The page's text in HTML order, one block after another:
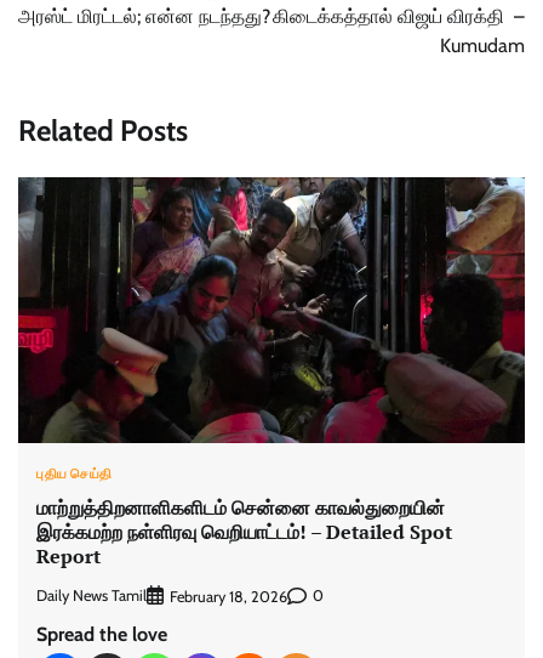
அரஸ்ட் மிரட்டல்; என்ன நடந்தது?கிடைக்கத்தால் விஜய் விரக்தி –
Kumudam
Related Posts
புதிய செய்தி
மாற்றுத்திறனாளிகளிடம் சென்னை காவல்துறையின்
இரக்கமற்ற நள்ளிரவு வெறியாட்டம்! – Detailed Spot
Report
Daily News Tamil February 18, 2026 0
Spread the love